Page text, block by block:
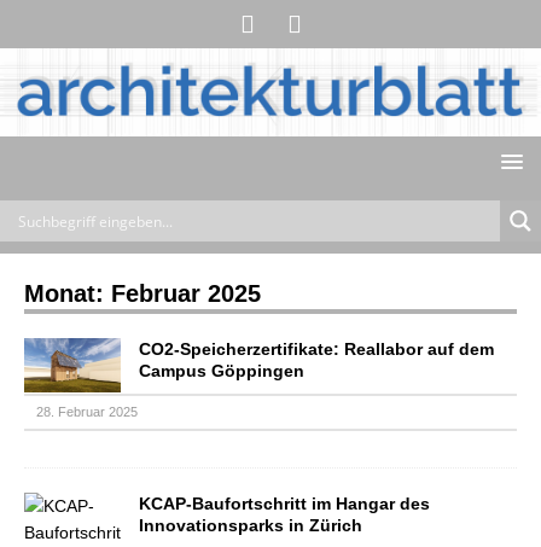
Monat: Februar 2025
CO2-Speicherzertifikate: Reallabor auf dem
Campus Göppingen
28. Februar 2025
KCAP-Baufortschritt im Hangar des
Innovationsparks in Zürich